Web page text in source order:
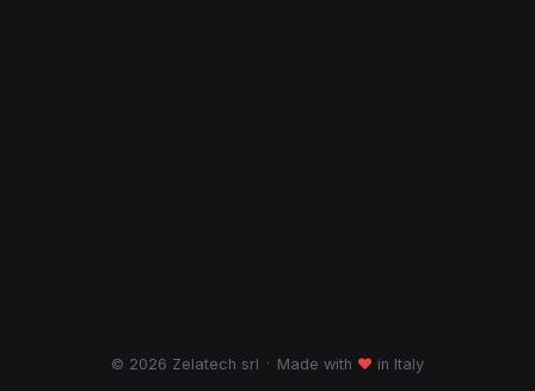
© 2026 Zelatech srl · Made with ♥ in Italy